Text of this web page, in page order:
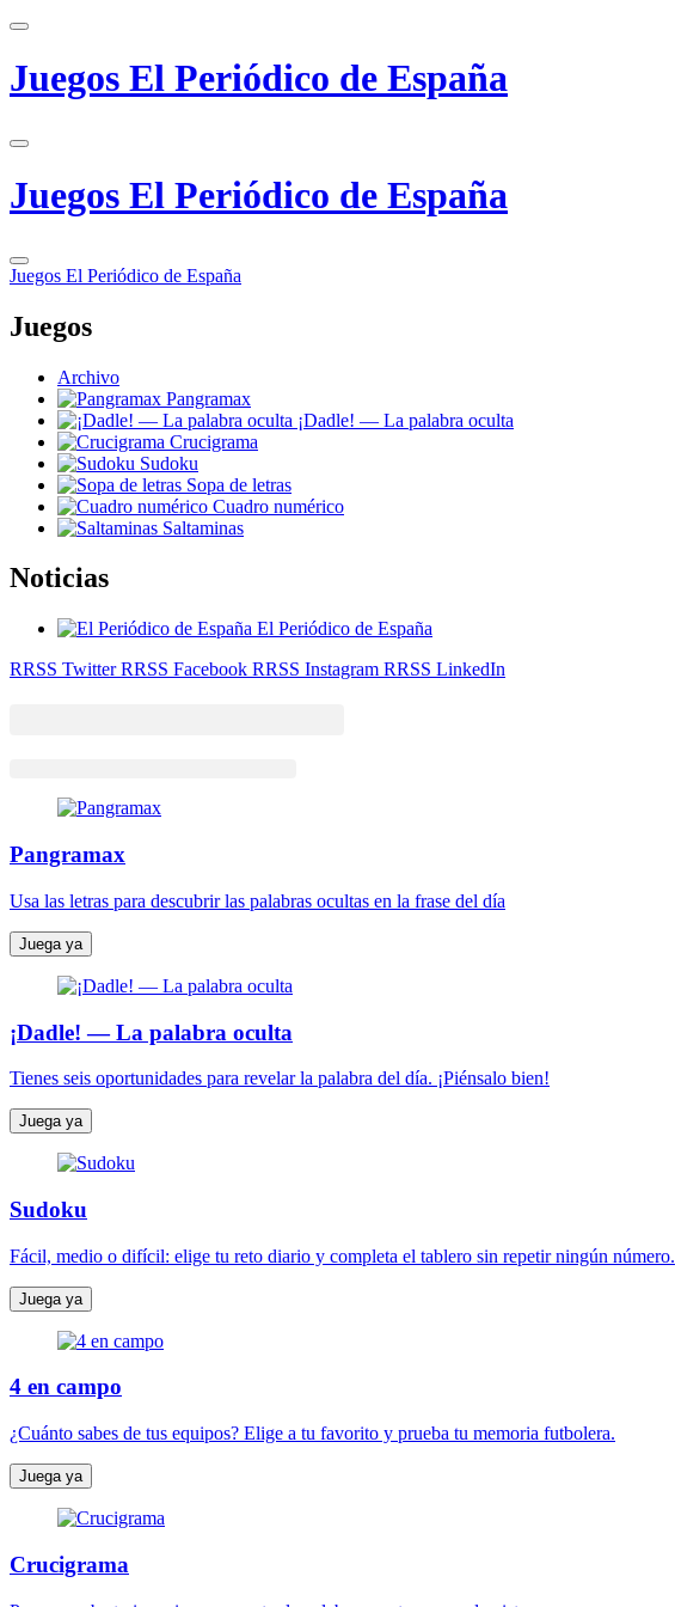
Juegos El Periódico de España
Juegos El Periódico de España
Juegos El Periódico de España
Juegos
Archivo
Pangramax
¡Dadle! — La palabra oculta
Crucigrama
Sudoku
Sopa de letras
Cuadro numérico
Saltaminas
Noticias
El Periódico de España
RRSS TwitterRRSS Facebook RRSS Instagram RRSS LinkedIn
Pangramax
Usa las letras para descubrir las palabras ocultas en la frase del día
Juega ya
¡Dadle! — La palabra oculta
Tienes seis oportunidades para revelar la palabra del día. ¡Piénsalo bien!
Juega ya
Sudoku
Fácil, medio o difícil: elige tu reto diario y completa el tablero sin repetir ningún número.
Juega ya
4 en campo
¿Cuánto sabes de tus equipos? Elige a tu favorito y prueba tu memoria futbolera.
Juega ya
Crucigrama